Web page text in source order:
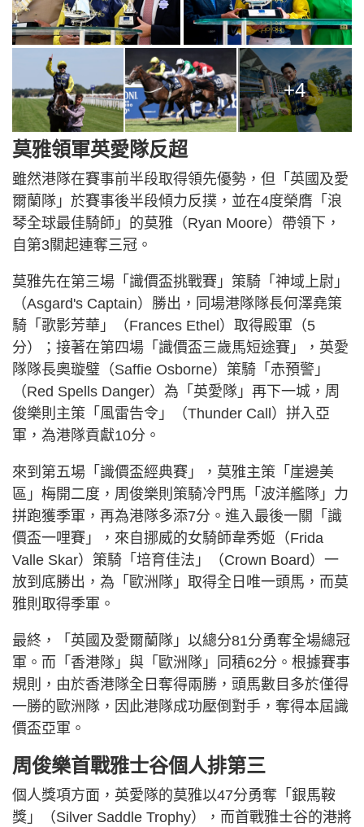
+4
莫雅領軍英愛隊反超
雖然港隊在賽事前半段取得領先優勢，但「英國及愛
爾蘭隊」於賽事後半段傾力反撲，並在4度榮膺「浪
琴全球最佳騎師」的莫雅（Ryan Moore）帶領下，
自第3關起連奪三冠。
莫雅先在第三場「識價盃挑戰賽」策騎「神域上尉」
（Asgard's Captain）勝出，同場港隊隊長何澤堯策
騎「歌影芳華」（Frances Ethel）取得殿軍（5
分）；接著在第四場「識價盃三歲馬短途賽」，英愛
隊隊長奧璇璧（Saffie Osborne）策騎「赤預警」
（Red Spells Danger）為「英愛隊」再下一城，周
俊樂則主策「風雷告令」（Thunder Call）拼入亞
軍，為港隊貢獻10分。
來到第五場「識價盃經典賽」，莫雅主策「崖邊美
區」梅開二度，周俊樂則策騎冷門馬「波洋艦隊」力
拼跑獲季軍，再為港隊多添7分。進入最後一關「識
價盃一哩賽」，來自挪威的女騎師韋秀姬（Frida
Valle Skar）策騎「培育佳法」（Crown Board）一
放到底勝出，為「歐洲隊」取得全日唯一頭馬，而莫
雅則取得季軍。
最終，「英國及愛爾蘭隊」以總分81分勇奪全場總冠
軍。而「香港隊」與「歐洲隊」同積62分。根據賽事
規則，由於香港隊全日奪得兩勝，頭馬數目多於僅得
一勝的歐洲隊，因此港隊成功壓倒對手，奪得本屆識
價盃亞軍。
周俊樂首戰雅士谷個人排第三
個人獎項方面，英愛隊的莫雅以47分勇奪「銀馬鞍
獎」（Silver Saddle Trophy），而首戰雅士谷的港將